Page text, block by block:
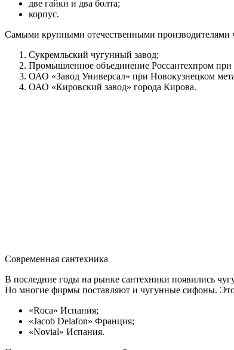
две гайки и два болта;
корпус.
Самыми крупными отечественными производителями
Сукремльский чугунный завод;
Промышленное объединение Россантехпром при
ОАО «Завод Универсал» при Новокузнецком
ОАО «Кировский завод» города Кирова.
Современная сантехника
В последние годы на рынке сантехники появились
Но многие фирмы поставляют и чугунные сифоны. Это
«Roca» Испания;
«Jacob Delafon» Франция;
«Novial» Испания.